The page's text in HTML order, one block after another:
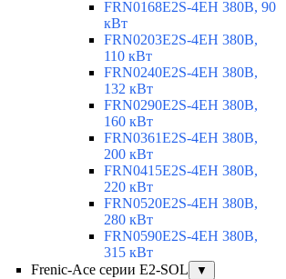
FRN0168E2S-4EH 380В, 90
кВт
FRN0203E2S-4EH 380В,
110 кВт
FRN0240E2S-4EH 380В,
132 кВт
FRN0290E2S-4EH 380В,
160 кВт
FRN0361E2S-4EH 380В,
200 кВт
FRN0415E2S-4EH 380В,
220 кВт
FRN0520E2S-4EH 380В,
280 кВт
FRN0590E2S-4EH 380В,
315 кВт
Frenic-Ace серии E2-SOL
▼